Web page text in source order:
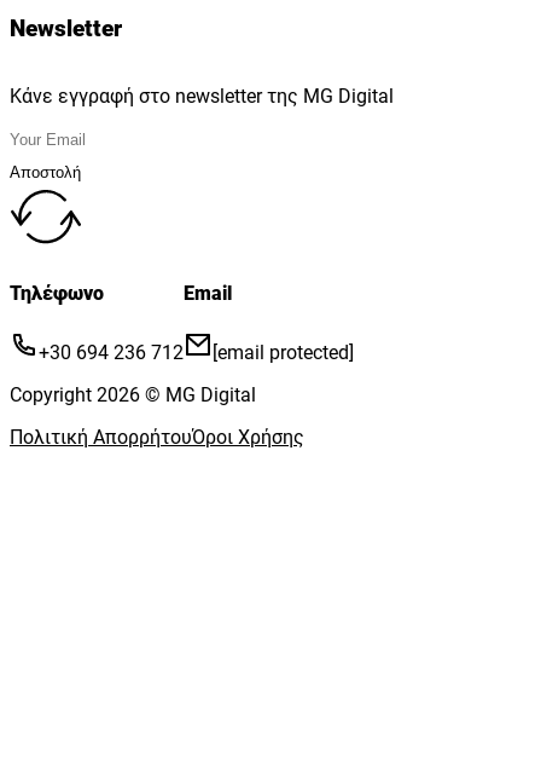
Newsletter
Κάνε εγγραφή στο newsletter της MG Digital
Αποστολή
Τηλέφωνο
+30 694 236 712
Email
[email protected]
Copyright 2026 © MG Digital
Πολιτική ΑπορρήτουΌροι Χρήσης